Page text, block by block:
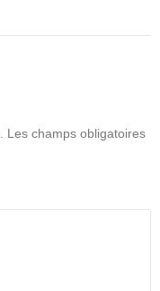
Les champs obligatoires